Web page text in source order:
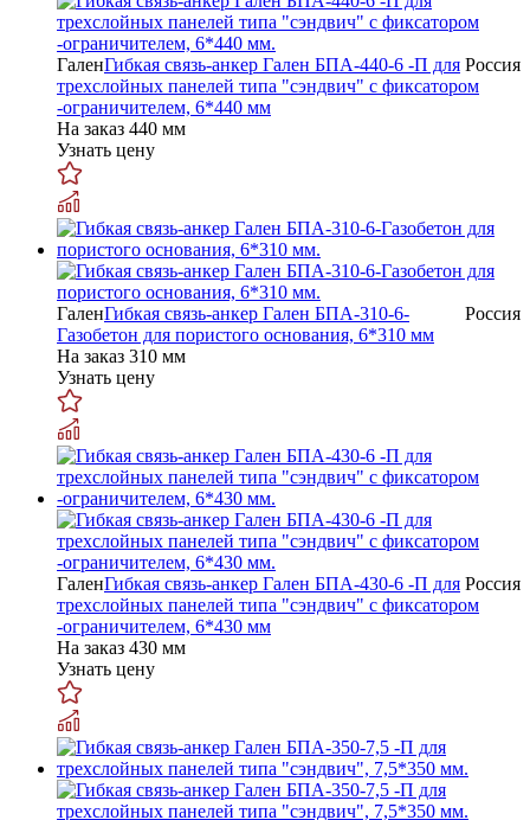
Гален Россия
Гибкая связь-анкер Гален БПА-440-6 -П для
трехслойных панелей типа "сэндвич" с фиксатором
-ограничителем, 6*440 мм
На заказ 440 мм
Узнать цену
Гален Россия
Гибкая связь-анкер Гален БПА-310-6-
Газобетон для пористого основания, 6*310 мм
На заказ 310 мм
Узнать цену
Гален Россия
Гибкая связь-анкер Гален БПА-430-6 -П для
трехслойных панелей типа "сэндвич" с фиксатором
-ограничителем, 6*430 мм
На заказ 430 мм
Узнать цену